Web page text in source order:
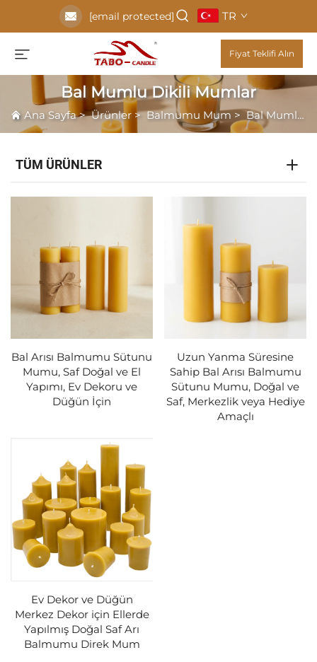
[email protected] TR
Fiyat Teklifi Alın
Bal Mumlu Dikili Mumlar
Ana Sayfa>Ürünler >Balmumu Mum > Bal Mumlu Dikili Mumlar
TÜM ÜRÜNLER
Bal Arısı Balmumu Sütunu
Mumu, Saf Doğal ve El
Yapımı, Ev Dekoru ve
Düğün İçin
Uzun Yanma Süresine
Sahip Bal Arısı Balmumu
Sütunu Mumu, Doğal ve
Saf, Merkezlik veya Hediye
Amaçlı
Ev Dekor ve Düğün
Merkez Dekor için Ellerde
Yapılmış Doğal Saf Arı
Balmumu Direk Mum